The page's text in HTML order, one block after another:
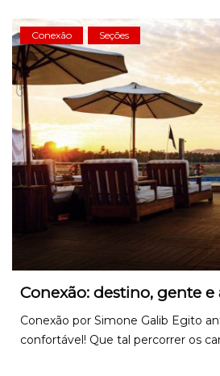
Conexão Seções
Conexão: destino, gente e
Conexão por Simone Galib Egito
confortável! Que tal percorrer os